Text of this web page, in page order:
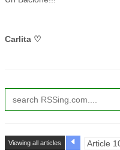
Carlita ♡
Viewing all articles